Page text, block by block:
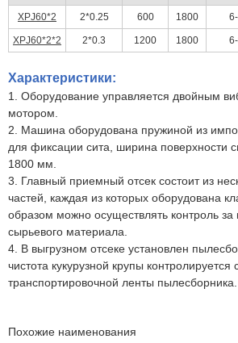
XPJ60*2 2*0.25 600 1800
XPJ60*2*2 2*0.3 1200 1800
Характеристики:
1. Оборудование управляется двойным
мотором.
2. Машина оборудована пружиной из
для фиксации сита, ширина поверхности
1800 мм.
3. Главный приемный отсек состоит из
частей, каждая из которых оборудована
образом можно осуществлять контроль за
сырьевого материала.
4. В выгрузном отсеке установлен
чистота кукурузной крупы
транспортировочной ленты пылесборника.
Похожие наименования